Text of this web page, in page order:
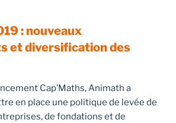
: nouveaux
et diversification des
Cap’Maths, Animath a
en place une politique de levée de
de fondations et de